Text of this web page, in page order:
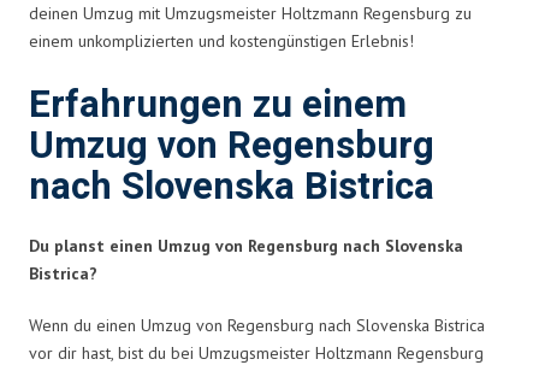
deinen Umzug mit Umzugsmeister Holtzmann Regensburg zu
einem unkomplizierten und kostengünstigen Erlebnis!
Erfahrungen zu einem
Umzug von Regensburg
nach Slovenska Bistrica
Du planst einen Umzug von Regensburg nach Slovenska
Bistrica?
Wenn du einen Umzug von Regensburg nach Slovenska Bistrica
vor dir hast, bist du bei Umzugsmeister Holtzmann Regensburg